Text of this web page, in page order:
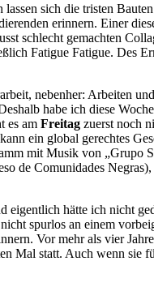
sich die tristen
erinnern. Einer
schlecht gemachten
Fatigue Fatigue. Des
nebenher: Arbeiten
habe ich diese
es am Freitag zuerst noch
ein global gerechtes
mit Musik von „Grupo
de Comunidades
hätte ich nicht
spurlos an einem
Vor mehr als vier
Mal statt. Auch wenn